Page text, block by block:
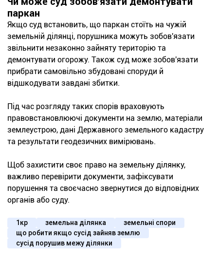
паркан
Якщо суд встановить, що паркан стоїть на чужій
земельній ділянці, порушника можуть зобов'язати
звільнити незаконно зайняту територію та
демонтувати огорожу. Також суд може зобов'язати
прибрати самовільно збудовані споруди й
відшкодувати завдані збитки.
Під час розгляду таких спорів враховують
правовстановлюючі документи на землю, матеріали
землеустрою, дані Державного земельного кадастру
та результати геодезичних вимірювань.
Щоб захистити своє право на земельну ділянку,
важливо перевірити документи, зафіксувати
порушення та своєчасно звернутися до відповідних
органів або суду.
1кр земельна ділянка
земельні спори
що робити якщо сусід зайняв землю
сусід порушив межу ділянки